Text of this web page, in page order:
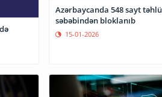
Azərbaycanda 548 sayt
səbəbindən bloklanıb
15-01-2026